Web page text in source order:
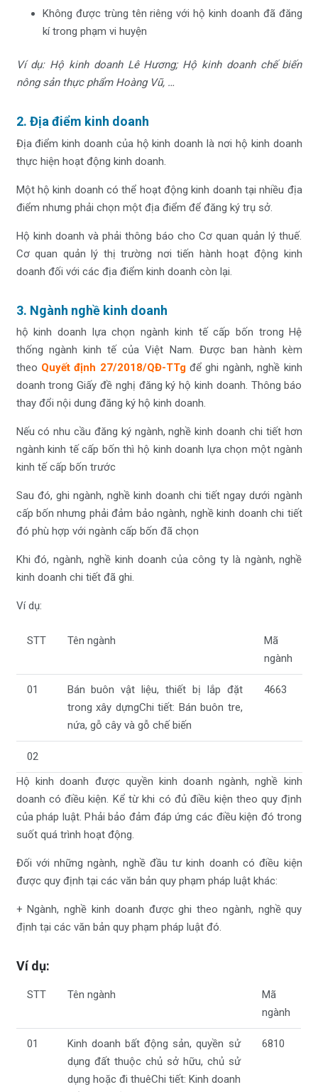
Không được trùng tên riêng với hộ kinh doanh đã đăng
kí trong phạm vi huyện
Ví dụ: Hộ kinh doanh Lê Hương; Hộ kinh doanh chế biến
nông sản thực phẩm Hoàng Vũ, …
2. Địa điểm kinh doanh
Địa điểm kinh doanh của hộ kinh doanh là nơi hộ kinh doanh
thực hiện hoạt động kinh doanh.
Một hộ kinh doanh có thể hoạt động kinh doanh tại nhiều địa
điểm nhưng phải chọn một địa điểm để đăng ký trụ sở.
Hộ kinh doanh và phải thông báo cho Cơ quan quản lý thuế.
Cơ quan quản lý thị trường nơi tiến hành hoạt động kinh
doanh đối với các địa điểm kinh doanh còn lại.
3. Ngành nghề kinh doanh
hộ kinh doanh lựa chọn ngành kinh tế cấp bốn trong Hệ
thống ngành kinh tế của Việt Nam. Được ban hành kèm
theo Quyết định 27/2018/QĐ-TTgđể ghi ngành, nghề kinh
doanh trong Giấy đề nghị đăng ký hộ kinh doanh. Thông báo
thay đổi nội dung đăng ký hộ kinh doanh.
Nếu có nhu cầu đăng ký ngành, nghề kinh doanh chi tiết hơn
ngành kinh tế cấp bốn thì hộ kinh doanh lựa chọn một ngành
kinh tế cấp bốn trước
Sau đó, ghi ngành, nghề kinh doanh chi tiết ngay dưới ngành
cấp bốn nhưng phải đảm bảo ngành, nghề kinh doanh chi tiết
đó phù hợp với ngành cấp bốn đã chọn
Khi đó, ngành, nghề kinh doanh của công ty là ngành, nghề
kinh doanh chi tiết đã ghi.
Ví dụ:
STT Tên ngành
Mã
ngành
01
Bán buôn vật liệu, thiết bị lắp đặt
trong xây dựngChi tiết: Bán buôn tre,
nứa, gỗ cây và gỗ chế biến
4663
02
Hộ kinh doanh được quyền kinh doanh ngành, nghề kinh
doanh có điều kiện. Kể từ khi có đủ điều kiện theo quy định
của pháp luật. Phải bảo đảm đáp ứng các điều kiện đó trong
suốt quá trình hoạt động.
Đối với những ngành, nghề đầu tư kinh doanh có điều kiện
được quy định tại các văn bản quy phạm pháp luật khác:
+ Ngành, nghề kinh doanh được ghi theo ngành, nghề quy
định tại các văn bản quy phạm pháp luật đó.
Ví dụ:
STT Tên ngành
Mã
ngành
01
Kinh doanh bất động sản, quyền sử
dụng đất thuộc chủ sở hữu, chủ sử
dụng hoặc đi thuêChi tiết: Kinh doanh
6810